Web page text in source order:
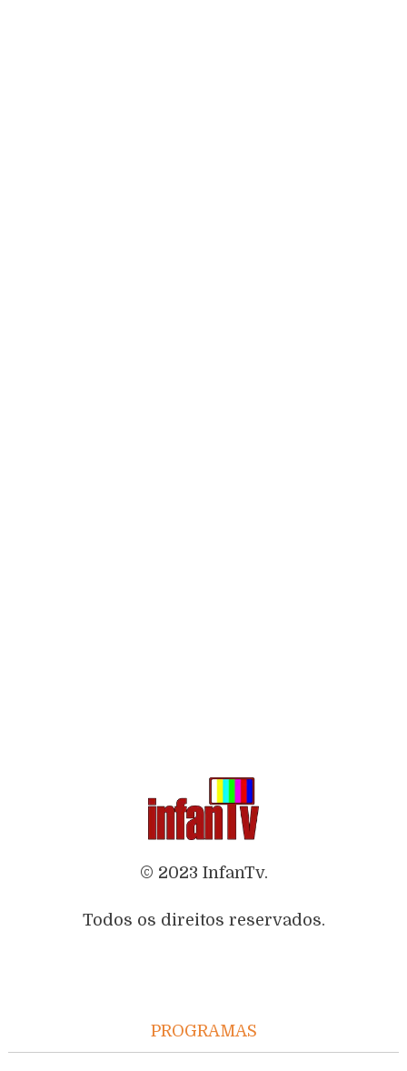
© 2023 InfanTv.
Todos os direitos reservados.
PROGRAMAS